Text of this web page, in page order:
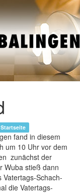
Startseite
fand in diesem
um 10 Uhr vor dem
zunächst der
Wuba stieß dann
Schach-
die Vatertags-